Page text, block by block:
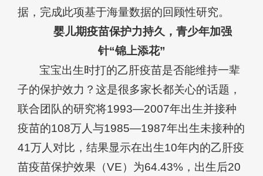
据，完成此项基于海量数据的回顾性研究。
婴儿期疫苗保护力持久，青少年加强
针“锦上添花”
宝宝出生时打的乙肝疫苗是否能维持一辈
子的保护效力？这是很多家长都关心的话题，
联合团队的研究将1993—2007年出生并接种
疫苗的108万人与1985—1987年出生未接种的
41万人对比，结果显示在出生10年内的乙肝疫
苗疫苗保护效果（VE）为64.43%，出生后20